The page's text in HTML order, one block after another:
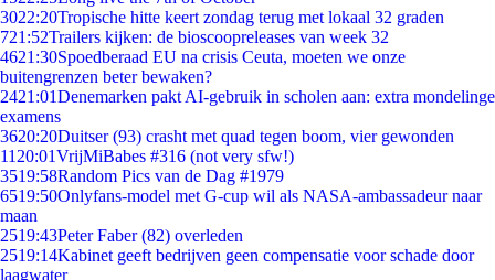
3022:20Tropische hitte keert zondag terug met lokaal 32 graden
721:52Trailers kijken: de bioscoopreleases van week 32
4621:30Spoedberaad EU na crisis Ceuta, moeten we onze
buitengrenzen beter bewaken?
2421:01Denemarken pakt AI-gebruik in scholen aan: extra mondelinge
examens
3620:20Duitser (93) crasht met quad tegen boom, vier gewonden
11 20:01VrijMiBabes #316 (not very sfw!)
3519:58Random Pics van de Dag #1979
6519:50Onlyfans-model met G-cup wil als NASA-ambassadeur naar
maan
2519:43Peter Faber (82) overleden
2519:14Kabinet geeft bedrijven geen compensatie voor schade door
laagwater